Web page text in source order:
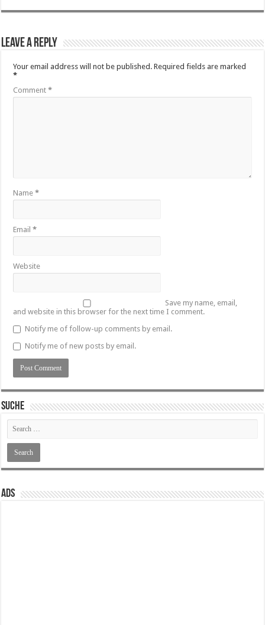
Leave a Reply
Your email address will not be published. Required fields are marked
*
Comment*
Name*
Email*
Website
Save my name, email,
and website in this browser for the next time I comment.
Notify me of follow-up comments by email.
Notify me of new posts by email.
SUCHE
ADS